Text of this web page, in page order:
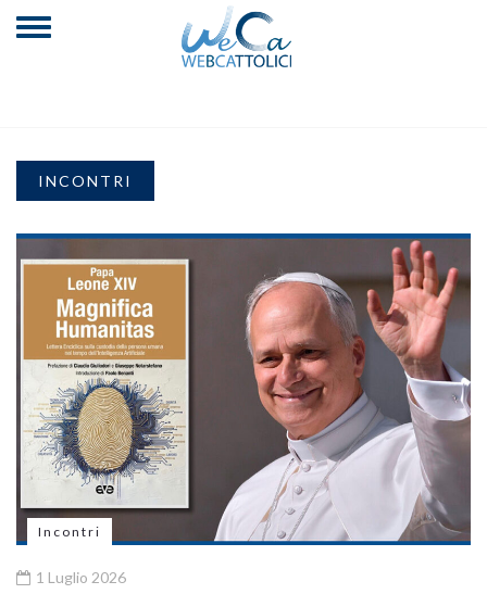
INCONTRI
Incontri
1 Luglio 2026